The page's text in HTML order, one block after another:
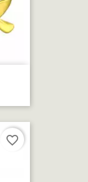
favorite_border